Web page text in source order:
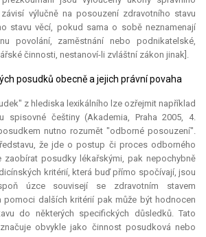
výlučně na posouzení zdravotního stavu
stavu věcí, pokud sama o sobě neznamenají
povolání, zaměstnání nebo podnikatelské,
činnosti, nestanoví-li zvláštní zákon jinak].
posudků obecně a jejich právní povaha
z hlediska lexikálního lze ozřejmit například
spisovné češtiny (Akademia, Praha 2005, 4.
nutno rozumět "odborné posouzení".
že jde o postup či proces odborného
zaobírat posudky lékařskými, pak nepochybně
kritérií, která buď přímo spočívají, jsou
úzce souvisejí se zdravotním stavem
pomoci dalších kritérií pak může být hodnocen
do některých specifických důsledků. Tato
obvykle jako činnost posudková nebo